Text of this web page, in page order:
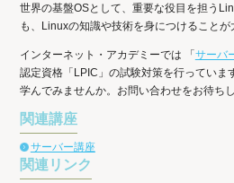
世界の基盤OSとして、重要な役目を担う
も、Linuxの知識や技術を身につけることが
インターネット・アカデミーでは 「 サーバ
認定資格「LPIC」の試験対策を行っていま
学んでみませんか。お問い合わせをお待ちし
関連講座
サーバー講座
関連リンク